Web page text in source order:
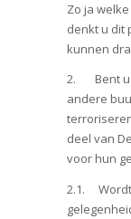
Zo ja
denkt u dit
kunnen
2. Bent u
andere
deel van
voor hun
2.1. Wordt